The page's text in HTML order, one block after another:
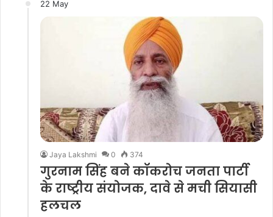
22 May
Jaya Lakshmi 0 374
गुरनाम सिंह बने कॉकरोच जनता पार्टी
के राष्ट्रीय संयोजक, दावे से मची सियासी
हलचल